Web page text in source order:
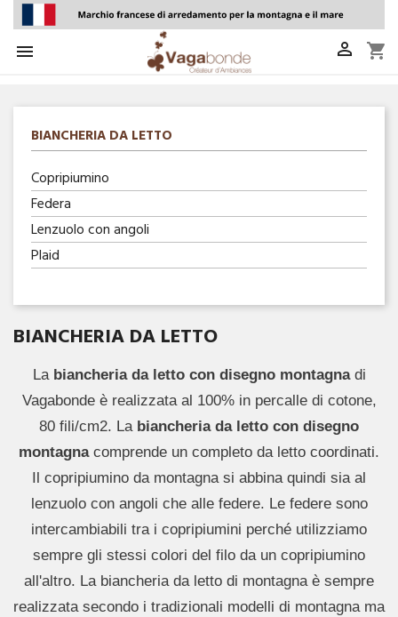
  shopping_cart
BIANCHERIA DA LETTO
Copripiumino
Federa
Lenzuolo con angoli
Plaid
BIANCHERIA DA LETTO
La biancheria da letto con disegno montagnadi
Vagabonde è realizzata al 100% in percalle di cotone,
80 fili/cm2. La biancheria da letto con disegno
montagnacomprende un completo da letto coordinati.
Il copripiumino da montagna si abbina quindi sia al
lenzuolo con angoli che alle federe. Le federe sono
intercambiabili tra i copripiumini perché utilizziamo
sempre gli stessi colori del filo da un copripiumino
all'altro. La biancheria da letto di montagna è sempre
realizzata secondo i tradizionali modelli di montagna ma